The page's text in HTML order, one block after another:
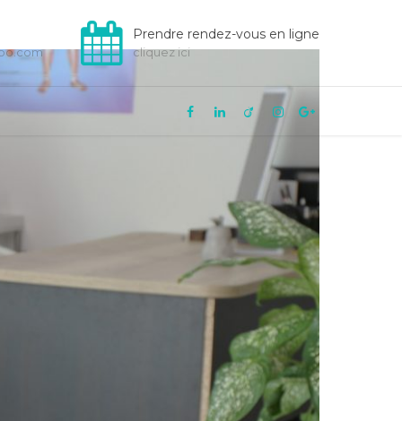
Prendre rendez-vous en ligne
cliquez ici